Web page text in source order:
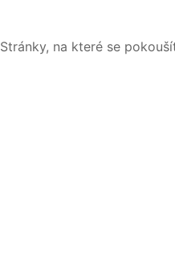
Stránky, na které se